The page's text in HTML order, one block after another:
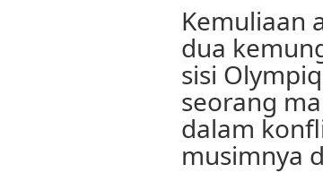
Kemuliaan
dua
sisi
seorang
dalam
musimnya